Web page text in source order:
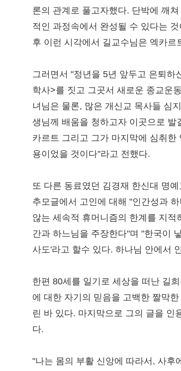
론의 관계로 풀고자했다. 단박에 깨
적인 과정속에서 완성될 수 있다는
후 이런 시각에서 길교수님은 엑카르
그러면서 "정년을 5년 앞두고 은퇴하
학사>를 짓고 그곳서 새로운 종교운
녀님은 물론, 많은 개신교 목사들 심
생님께 배움을 청하고자 이곳으로 발
카르트 그리고 그가 마지막에 심취한
용이었을 것이다"라고 전했다.
또 다른 동료였던 김경재 한신대 명
추모글에서 고인에 대해 "인간성과
않는 세속적 휴머니즘의 한계를 지적
간과 하느님을 주장한다"며 "한국이
사도'라고 할수 있다. 하나님 안에서
한편 80세를 일기로 세상을 떠난 길
에 대한 자기의 믿음을 고백한 짤막
린 바 있다. 마지막으로 그의 글을 인
다.
"나는 몸의 부활 신앙에 따라서, 사후